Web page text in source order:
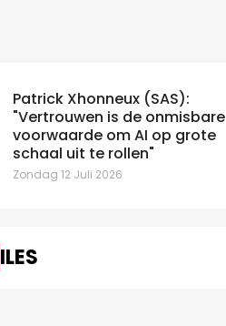
Patrick Xhonneux (SAS):
"Vertrouwen is de onmisbare
voorwaarde om AI op grote
schaal uit te rollen"
Zondag 12 Juli 2026
FILES